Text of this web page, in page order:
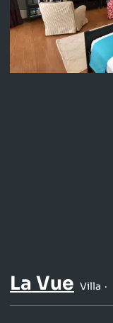
La Vue Villa